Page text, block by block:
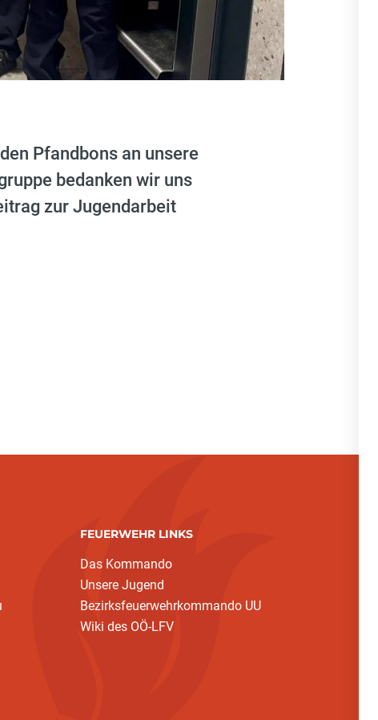
Pfandbons an unsere
bedanken wir uns
zur Jugendarbeit
FEUERWEHR LINKS
Das Kommando
Unsere Jugend
Bezirksfeuerwehrkommando UU
Wiki des OÖ-LFV